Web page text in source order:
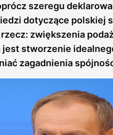
szeregu
dotyczące polskiej
zwiększenia
stworzenie
zagadnienia